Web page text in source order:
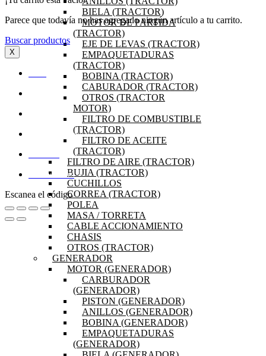
BIELA (TRACTOR)
MOTOR DE PARTIDA
(TRACTOR)
EJE DE LEVAS (TRACTOR)
EMPAQUETADURAS
(TRACTOR)
BOBINA (TRACTOR)
CABURADOR (TRACTOR)
OTROS (TRACTOR
MOTOR)
FILTRO DE COMBUSTIBLE
(TRACTOR)
FILTRO DE ACEITE
(TRACTOR)
FILTRO DE AIRE (TRACTOR)
BUJIA (TRACTOR)
CUCHILLOS
CORREA (TRACTOR)
POLEA
MASA / TORRETA
CABLE ACCIONAMIENTO
CHASIS
OTROS (TRACTOR)
GENERADOR
MOTOR (GENERADOR)
CARBURADOR
(GENERADOR)
PISTON (GENERADOR)
ANILLOS (GENERADOR)
BOBINA (GENERADOR)
EMPAQUETADURAS
(GENERADOR)
Parece que todavía no has agregado ningún artículo a tu carrito.
Buscar productos
X
PREGUNTAS FRECUENTES
DISTRIBUIDORES
Escanea el código